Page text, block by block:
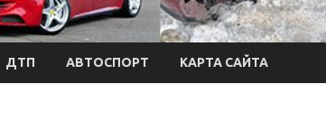
ДТП АВТОСПОРТ КАРТА САЙТА